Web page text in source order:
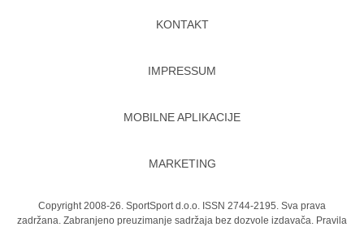
KONTAKT
IMPRESSUM
MOBILNE APLIKACIJE
MARKETING
Copyright 2008-26. SportSport d.o.o. ISSN 2744-2195. Sva prava
zadržana. Zabranjeno preuzimanje sadržaja bez dozvole izdavača. Pravila